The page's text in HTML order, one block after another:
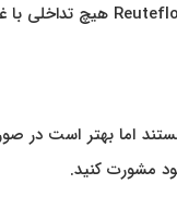
اما بهتر است در
مشورت کنید.